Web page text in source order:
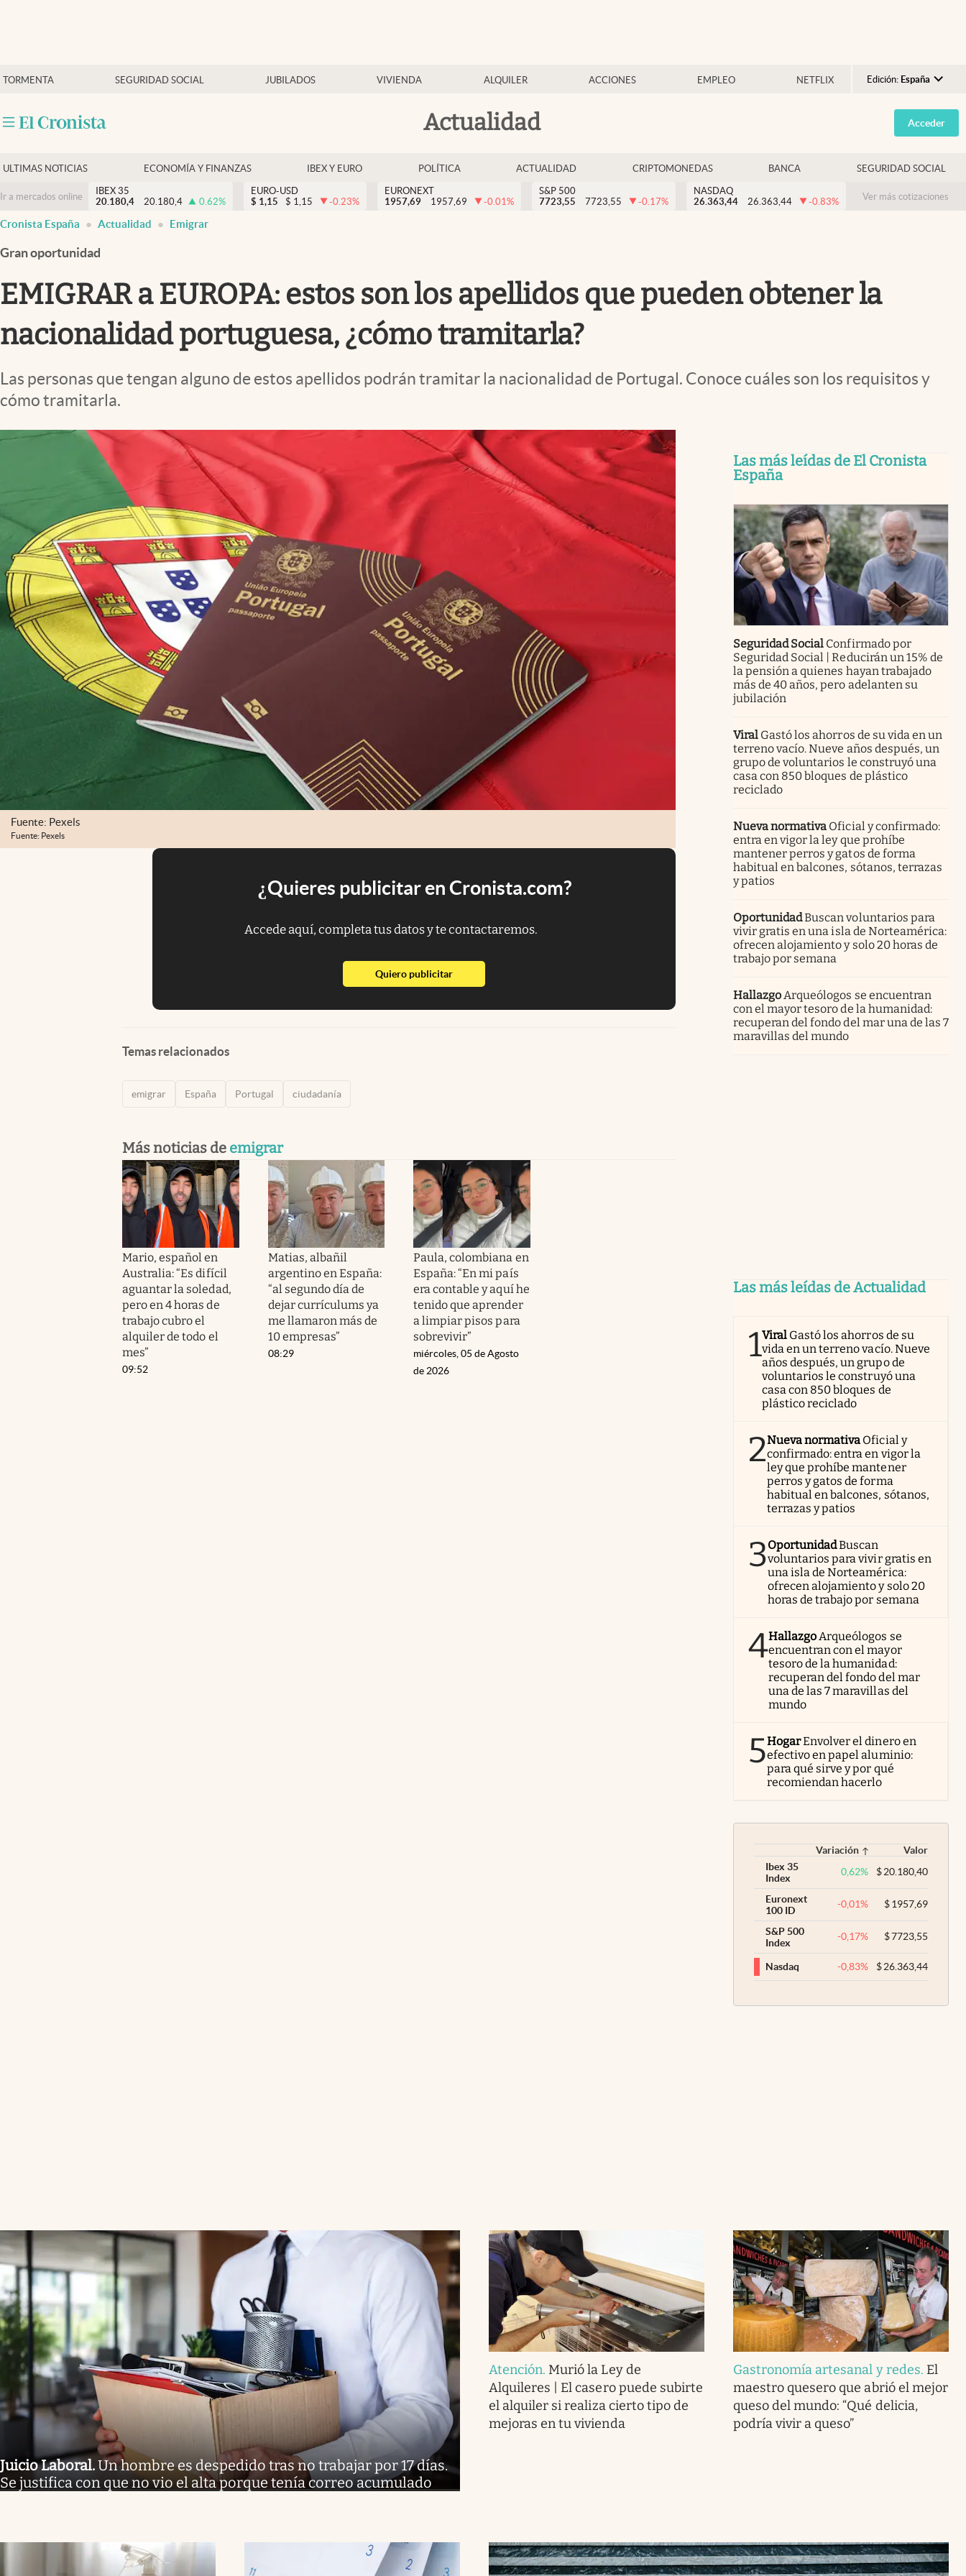
TORMENTA SEGURIDAD SOCIAL JUBILADOS VIVIENDA ALQUILER ACCIONES EMPLEO NETFLIX Edición: España
Argentina
España
USA
Colombia
Actualidad
Economía y finanzas
Criptomonedas
Acceder
ULTIMAS NOTICIAS ECONOMÍA Y FINANZAS IBEX Y EURO POLÍTICA ACTUALIDAD CRIPTOMONEDAS BANCA SEGURIDAD SOCIAL
Ir a mercados online
IBEX 35
20.180,4
20.180,4 0.62%
EURO-USD
$ 1,15 $ 1,15 -0.23%
EURONEXT
1957,69
1957,69 -0.01%
S&P 500
7723,55
7723,55 -0.17%
NASDAQ
26.363,44
26.363,44 -0.83% Ver más cotizaciones
Cronista España Actualidad Emigrar
Gran oportunidad
EMIGRAR a EUROPA: estos son los apellidos que pueden obtener la
nacionalidad portuguesa, ¿cómo tramitarla?
Las personas que tengan alguno de estos apellidos podrán tramitar la nacionalidad de Portugal. Conoce cuáles son los requisitos y
cómo tramitarla.
Fuente: Pexels
Fuente: Pexels
¿Quieres publicitar en Cronista.com?
Accede aquí, completa tus datos y te contactaremos.
Quiero publicitarabre en nueva pestaña
Temas relacionados
emigrar España Portugal ciudadanía
Más noticias de emigrar
Mario, español en
Australia: “Es difícil
aguantar la soledad,
pero en 4 horas de
trabajo cubro el
alquiler de todo el
mes”
09:52
Matias, albañil
argentino en España:
“al segundo día de
dejar currículums ya
me llamaron más de
10 empresas”
08:29
Paula, colombiana en
España: “En mi país
era contable y aquí he
tenido que aprender
a limpiar pisos para
sobrevivir”
miércoles, 05 de Agosto
de 2026
Las más leídas de El Cronista
España
Seguridad Social Confirmado por
Seguridad Social | Reducirán un 15% de
la pensión a quienes hayan trabajado
más de 40 años, pero adelanten su
jubilación
Viral Gastó los ahorros de su vida en un
terreno vacío. Nueve años después, un
grupo de voluntarios le construyó una
casa con 850 bloques de plástico
reciclado
Nueva normativa Oficial y confirmado:
entra en vigor la ley que prohíbe
mantener perros y gatos de forma
habitual en balcones, sótanos, terrazas
y patios
OportunidadBuscan voluntarios para
vivir gratis en una isla de Norteamérica:
ofrecen alojamiento y solo 20 horas de
trabajo por semana
HallazgoArqueólogos se encuentran
con el mayor tesoro de la humanidad:
recuperan del fondo del mar una de las 7
maravillas del mundo
Las más leídas de Actualidad
1Viral Gastó los ahorros de su
vida en un terreno vacío. Nueve
años después, un grupo de
voluntarios le construyó una
casa con 850 bloques de
plástico reciclado
2Nueva normativa Oficial y
confirmado: entra en vigor la
ley que prohíbe mantener
perros y gatos de forma
habitual en balcones, sótanos,
terrazas y patios
3OportunidadBuscan
voluntarios para vivir gratis en
una isla de Norteamérica:
ofrecen alojamiento y solo 20
horas de trabajo por semana
4HallazgoArqueólogos se
encuentran con el mayor
tesoro de la humanidad:
recuperan del fondo del mar
una de las 7 maravillas del
mundo
5HogarEnvolver el dinero en
efectivo en papel aluminio:
para qué sirve y por qué
recomiendan hacerlo
Variación
Valor
Ibex 35
Index
0,62% $20.180,40
Euronext
100 ID
-0,01% $1957,69
S&P 500
Index
-0,17% $7723,55
Nasdaq -0,83% $26.363,44
Juicio Laboral.Un hombre es despedido tras no trabajar por 17 días.
Se justifica con que no vio el alta porque tenía correo acumulado
Atención. Murió la Ley de
Alquileres | El casero puede subirte
el alquiler si realiza cierto tipo de
mejoras en tu vivienda
Gastronomía artesanal y redes. El
maestro quesero que abrió el mejor
queso del mundo: “Qué delicia,
podría vivir a queso”